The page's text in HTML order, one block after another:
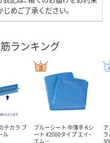
めご了承ください。
ランキング
チカラ ブ
ル
ブルーシート 中薄手 Kシ
ート #2000タイプ エイ･
エム…